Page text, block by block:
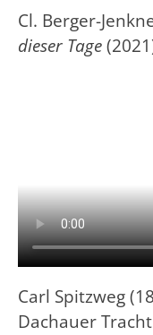
Cl. Berger-
dieser Tage
Carl Spitzweg
Dachauer